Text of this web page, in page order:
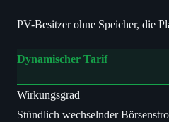
PV-Besitzer ohne Speicher, die
Dynamischer Tarif
Wirkungsgrad
Stündlich wechselnder